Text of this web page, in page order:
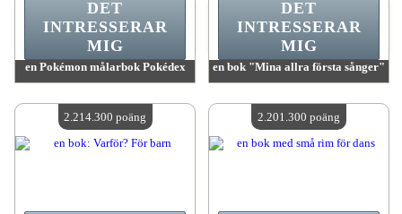
en Pokémon målarbok Pokédex
Antal tillgängliga:4
DET
INTRESSERAR
MIG
en bok "Mina allra första sånger"
Antal tillgängliga:4
DET
INTRESSERAR
MIG
2.214.300 poäng 2.201.300 poäng